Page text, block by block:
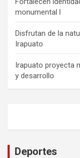
monumental l
Disfrutan de la
Irapuato
Irapuato proyecta
y desarrollo
Deportes